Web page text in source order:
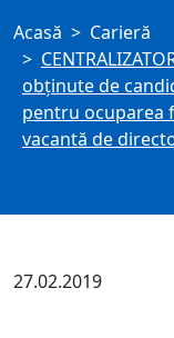
Acasă
Carieră
obţinute de
pentru ocuparea
vacantă de
27.02.2019